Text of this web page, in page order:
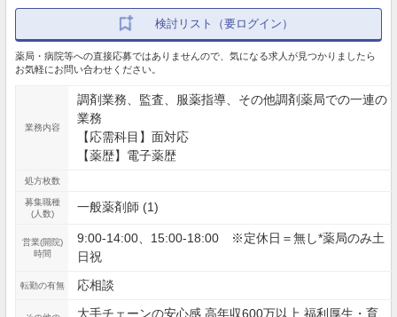
検討リスト（要ログイン）
薬局・病院等への直接応募ではありませんので、気になる求人が見つかりましたら
お気軽にお問い合わせください。
業務内容
調剤業務、監査、服薬指導、その他調剤薬局での一連の
業務
【応需科目】面対応
【薬歴】電子薬歴
処方枚数
募集職種
(人数)
一般薬剤師 (1)
営業(開院)
時間
9:00-14:00、15:00-18:00 ※定休日＝無し*薬局のみ土
日祝
転勤の有無 応相談
大手チェーンの安心感 高年収600万以上 福利厚生・育